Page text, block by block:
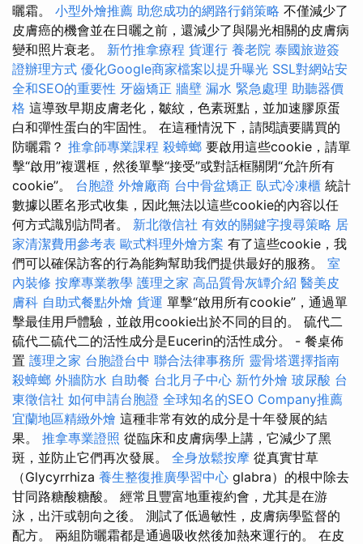
曬霜。 小型外燴推薦 助您成功的網路行銷策略 不僅減少了
皮膚癌的機會並在日曬之前，還減少了與陽光相關的皮膚病
變和照片衰老。 新竹推拿療程 貨運行 養老院 泰國旅遊簽
證辦理方式 優化Google商家檔案以提升曝光 SSL對網站安
全和SEO的重要性 牙齒矯正 牆壁 漏水 緊急處理 助聽器價
格 這導致早期皮膚老化，皺紋，色素斑點，並加速膠原蛋
白和彈性蛋白的牢固性。 在這種情況下，請閱讀要購買的
防曬霜？ 推拿師專業課程 殺蟑螂 要啟用這些cookie，請單
擊“啟用”複選框，然後單擊“接受”或對話框關閉“允許所有
cookie”。 台胞證 外燴廠商 台中骨盆矯正 臥式冷凍櫃 統計
數據以匿名形式收集，因此無法以這些cookie的內容以任
何方式識別訪問者。 新北徵信社 有效的關鍵字搜尋策略 居
家清潔費用參考表 歐式料理外燴方案 有了這些cookie，我
們可以確保訪客的行為能夠幫助我們提供最好的服務。 室
內裝修 按摩專業教學 護理之家 高品質骨灰罈介紹 醫美皮
膚科 自助式餐點外燴 貨運 單擊“啟用所有cookie”，通過單
擊最佳用戶體驗，並啟用cookie出於不同的目的。 硫代二
硫代二硫代二的活性成分是Eucerin的活性成分。 - 餐桌佈
置 護理之家 台胞證台中 聯合法律事務所 靈骨塔選擇指南
殺蟑螂 外牆防水 自助餐 台北月子中心 新竹外燴 玻尿酸 台
東徵信社 如何申請台胞證 全球知名的SEO Company推薦
宜蘭地區精緻外燴 這種非常有效的成分是十年發展的結
果。 推拿專業證照 從臨床和皮膚病學上講，它減少了黑
斑，並防止它們再次發展。 全身放鬆按摩 從真實甘草
（Glycyrrhiza 養生整復推廣學習中心 glabra）的根中除去
甘同路糖酸糖酸。 經常且豐富地重複約會，尤其是在游
泳，出汗或朝向之後。 測試了低過敏性，皮膚病學監督的
配方。 兩組防曬霜都是通過吸收然後加熱來運行的。 在皮